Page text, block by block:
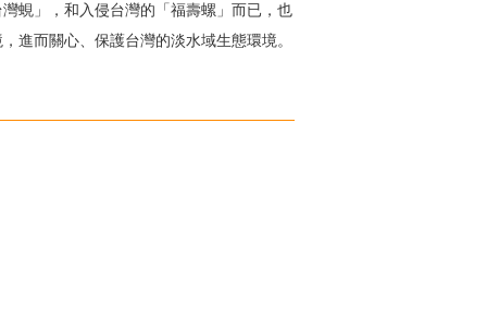
蜆」，和入侵台灣的「福壽螺」而已，也
進而關心、保護台灣的淡水域生態環境。